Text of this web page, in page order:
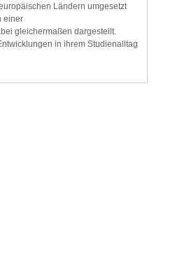
Ländern umgesetzt
einer
gleichermaßen dargestellt.
in ihrem Studienalltag